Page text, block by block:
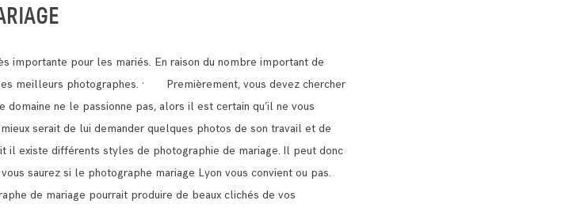
importante pour les mariés. En raison du nombre important de
meilleurs photographes. · Premièrement, vous devez chercher
domaine ne le passionne pas, alors il est certain qu’il ne vous
serait de lui demander quelques photos de son travail et de
existe différents styles de photographie de mariage. Il peut donc
saurez si le photographe mariage Lyon vous convient ou pas.
de mariage pourrait produire de beaux clichés de vos